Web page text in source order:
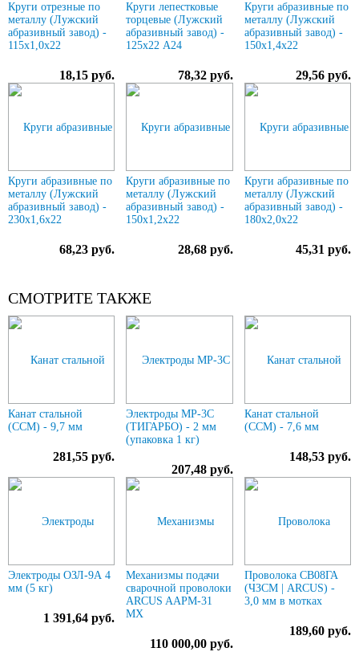
Круги отрезные по
металлу (Лужский
абразивный завод) -
115х1,0х22
18,15 руб.
Круги лепестковые
торцевые (Лужский
абразивный завод) -
125х22 А24
78,32 руб.
Круги абразивные по
металлу (Лужский
абразивный завод) -
150х1,4х22
29,56 руб.
Круги абразивные по
металлу (Лужский
абразивный завод) -
230х1,6х22
68,23 руб.
Круги абразивные по
металлу (Лужский
абразивный завод) -
150х1,2х22
28,68 руб.
Круги абразивные по
металлу (Лужский
абразивный завод) -
180х2,0х22
45,31 руб.
СМОТРИТЕ ТАКЖЕ
Канат стальной
(ССМ) - 9,7 мм
281,55 руб.
Электроды МР-3С
(ТИГАРБО) - 2 мм
(упаковка 1 кг)
207,48 руб.
Канат стальной
(ССМ) - 7,6 мм
148,53 руб.
Электроды ОЗЛ-9А 4
мм (5 кг)
1 391,64 руб.
Механизмы подачи
сварочной проволоки
ARCUS AAPM-31
MX
110 000,00 руб.
Проволока СВ08ГА
(ЧЗСМ | ARCUS) -
3,0 мм в мотках
189,60 руб.